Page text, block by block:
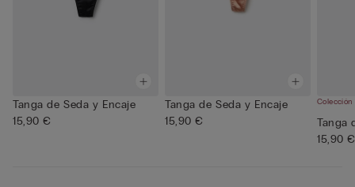
Tanga de Seda y Encaje
15,90 €
Tanga de Seda y Encaje
15,90 €
Colección
Tanga
15,90 €